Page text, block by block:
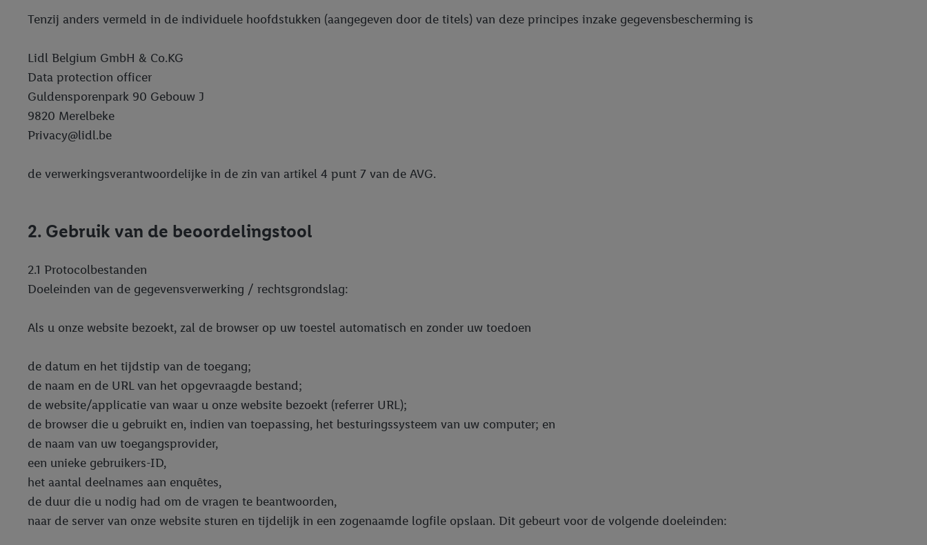
Tenzij anders vermeld in de individuele hoofdstukken (aangegeven door de titels) van deze principes inzake gegevensbescherming is
Lidl Belgium GmbH & Co.KG
Data protection officer
Guldensporenpark 90 Gebouw J
9820 Merelbeke
Privacy@lidl.be
de verwerkingsverantwoordelijke in de zin van artikel 4 punt 7 van de AVG.
2. Gebruik van de beoordelingstool
2.1 Protocolbestanden
Doeleinden van de gegevensverwerking / rechtsgrondslag:
Als u onze website bezoekt, zal de browser op uw toestel automatisch en zonder uw toedoen
de datum en het tijdstip van de toegang;
de naam en de URL van het opgevraagde bestand;
de website/applicatie van waar u onze website bezoekt (referrer URL);
de browser die u gebruikt en, indien van toepassing, het besturingssysteem van uw computer; en
de naam van uw toegangsprovider,
een unieke gebruikers-ID,
het aantal deelnames aan enquêtes,
de duur die u nodig had om de vragen te beantwoorden,
naar de server van onze website sturen en tijdelijk in een zogenaamde logfile opslaan. Dit gebeurt voor de volgende doeleinden: